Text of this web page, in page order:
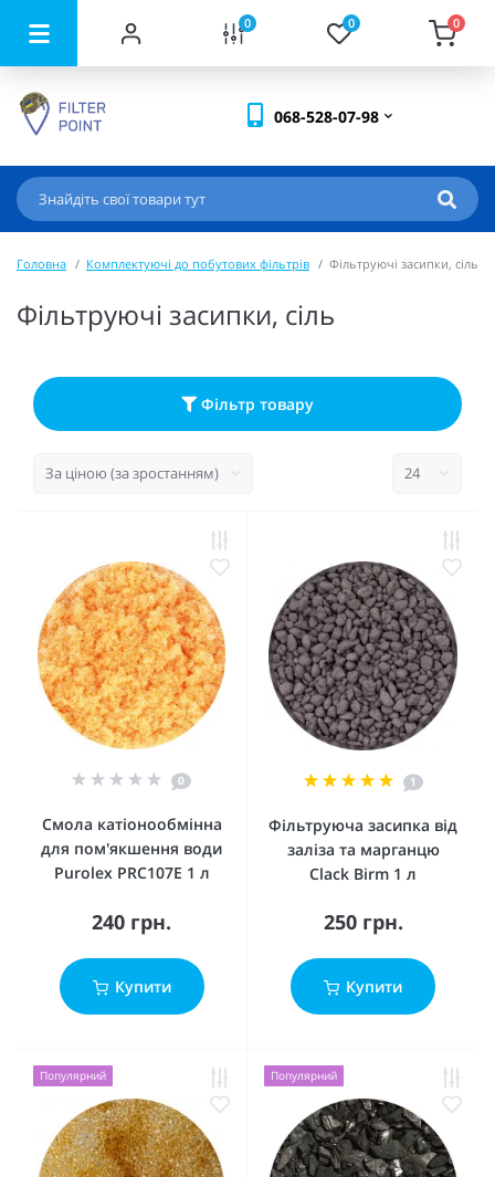
0 0 0
068-528-07-98
Головна Комплектуючі до побутових фільтрів Фільтруючі засипки, сіль
Фільтруючі засипки, сіль
Фільтр товару
0
Смола катіонообмінна
для пом'якшення води
Purolex PRC107E 1 л
240 грн.
Купити
1
Фільтруюча засипка від
заліза та марганцю
Clack Birm 1 л
250 грн.
Купити
Популярний Популярний